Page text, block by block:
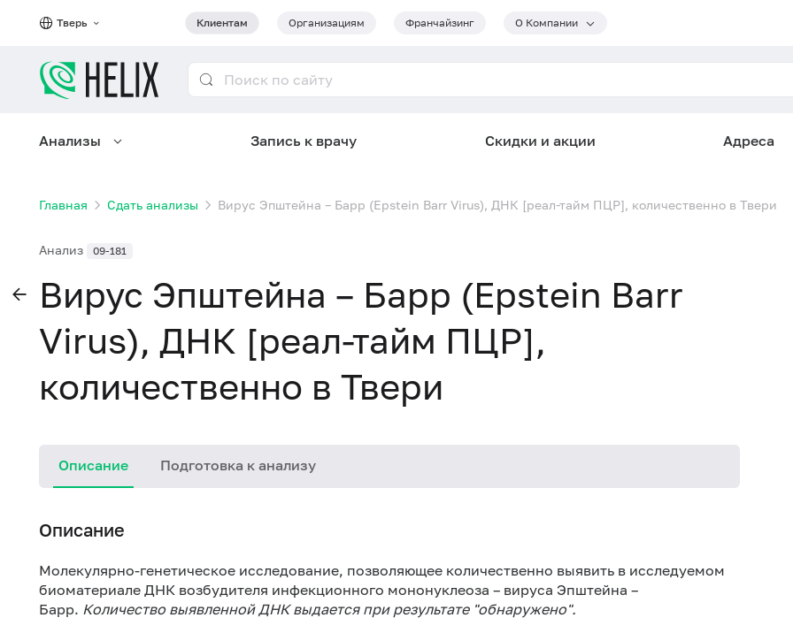
Тверь Клиентам Организациям Франчайзинг О Компании
Анализы Запись к врачу Скидки и акции Адреса
Главная Сдать анализы Вирус Эпштейна – Барр (Epstein Barr Virus), ДНК [реал-тайм ПЦР], количественно в Твери
Анализ 09-181
Вирус Эпштейна – Барр (Epstein Barr
Virus), ДНК [реал-тайм ПЦР],
количественно в Твери
Описание Подготовка к анализу
Описание
Молекулярно-генетическое исследование, позволяющее количественно выявить в исследуемом
биоматериале ДНК возбудителя инфекционного мононуклеоза – вируса Эпштейна –
Барр. Количество выявленной ДНК выдается при результате "обнаружено".